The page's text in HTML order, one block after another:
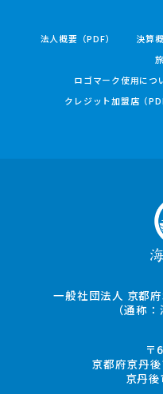
法人概要（PDF） 決算
ロゴマーク使用につ
クレジット加盟店（
一般社団法人 京都
（通称
〒
京都府京丹
京丹